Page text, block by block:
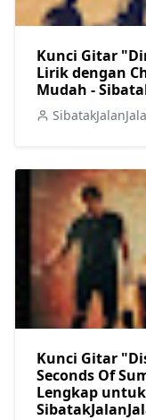
Kunci Gitar
Lirik dengan
Mudah -
Kunci Gitar
Seconds Of
Lengkap